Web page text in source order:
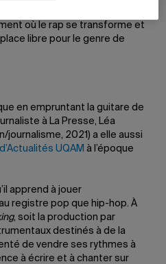
où le rap se transforme et
libre pour le genre de
en empruntant la guitare de
à La Presse, Léa
journalisme, 2021) a elle aussi
UQAM à l’époque
apprend à jouer
registre pop que hip-hop. À
, soit la production par
destinés à de la
de vendre ses rythmes à
à écrire et à chanter sur